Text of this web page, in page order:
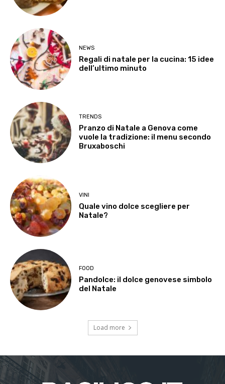
NEWS
Regali di natale per la cucina: 15 idee
dell’ultimo minuto
TRENDS
Pranzo di Natale a Genova come
vuole la tradizione: il menu secondo
Bruxaboschi
VINI
Quale vino dolce scegliere per
Natale?
FOOD
Pandolce: il dolce genovese simbolo
del Natale
Load more